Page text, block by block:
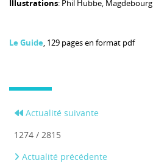
Illustrations: Phil Hubbe, Magdebourg
Le Guide, 129 pages en format pdf
Actualité suivante
1274 / 2815
Actualité précédente